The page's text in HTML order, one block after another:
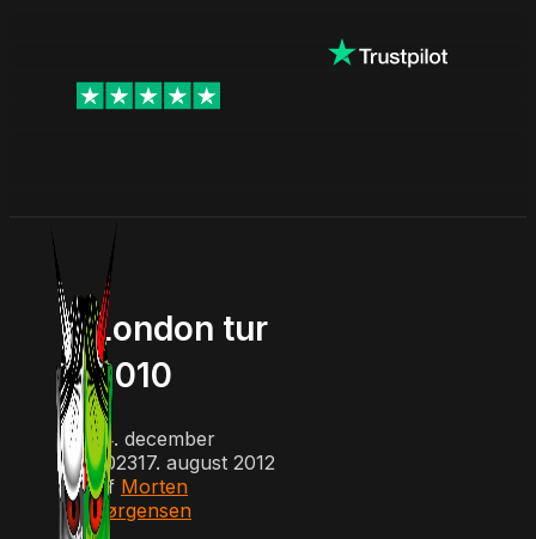
London tur
2010
14. december
202317. august 2012
Af Morten
Jørgensen